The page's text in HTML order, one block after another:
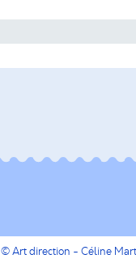
© Art direction - Céline